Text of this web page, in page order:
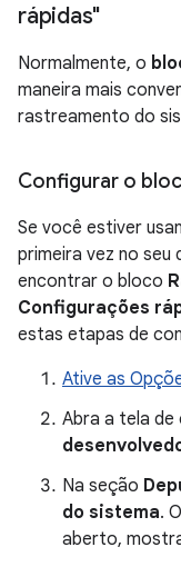
rápidas"
Normalmente, o
maneira mais
rastreamento do
Configurar o
Se você estiver
primeira vez no
encontrar o bloco
Configurações
estas etapas de
Ative as
Abra a tela de
Na seção
do sistema.
aberto,